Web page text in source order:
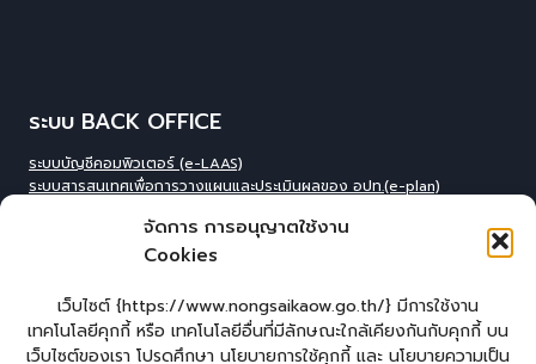
จัดการ การอนุญาตใช้งาน
Cookies
เว็บไซต์ {https://www.nongsaikaow.go.th/} มีการใช้งาน
เทคโนโลยีคุกกี้ หรือ เทคโนโลยีอื่นที่มีลักษณะใกล้เคียงกันกับคุกกี้ บน
เว็บไซต์ของเรา โปรดศึกษา นโยบายการใช้คุกกี้ และ นโยบายความเป็น
ระบบ BACK OFFICE
ระบบบัญชีคอมพิวเตอร์ (e-LAAS)
ระบบสารสนเทศเพื่อการวางแผนและประเมินผลของ อปท.(e-plan)
ระบบข้อมูลบุคลากรองค์กร(IHR)
ระบบสารสนเทศข้อมูล competincy ของบุคลากรทุกตำแหน่ง (กรอบอัตรา
ระบบสารสนเทศการจัดการฐานข้อมูลเบี้ยยังชีพขององค์กร
ปกครอง(welfare)
ระบบสารสนเทศทางการศีกษาท้องถิ่น(Lec)